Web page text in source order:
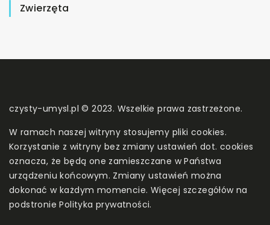
Zwierzęta
czysty-umysl.pl © 2023. Wszelkie prawa zastrzeżone.
W ramach naszej witryny stosujemy pliki cookies.
Korzystanie z witryny bez zmiany ustawień dot. cookies
oznacza, że będą one zamieszczane w Państwa
urządzeniu końcowym. Zmiany ustawień można
dokonać w każdym momencie. Więcej szczegółów na
podstroniePolityka prywatności.